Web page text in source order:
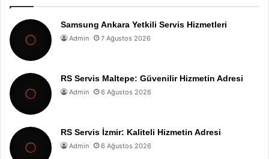
Samsung Ankara Yetkili Servis Hizmetleri
Admin 7 Ağustos 2026
RS Servis Maltepe: Güvenilir Hizmetin Adresi
Admin 6 Ağustos 2026
RS Servis İzmir: Kaliteli Hizmetin Adresi
Admin 6 Ağustos 2026